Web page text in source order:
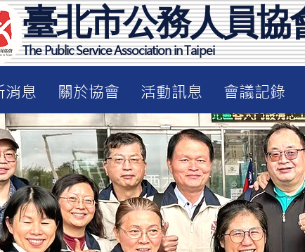
臺北市公務人員協
The Public Service Association in Taipei
消息 關於協會 活動訊息 會議記錄